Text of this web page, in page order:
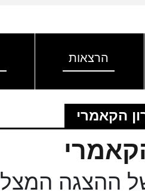
הרצאות
הקאמרי
ההצגה